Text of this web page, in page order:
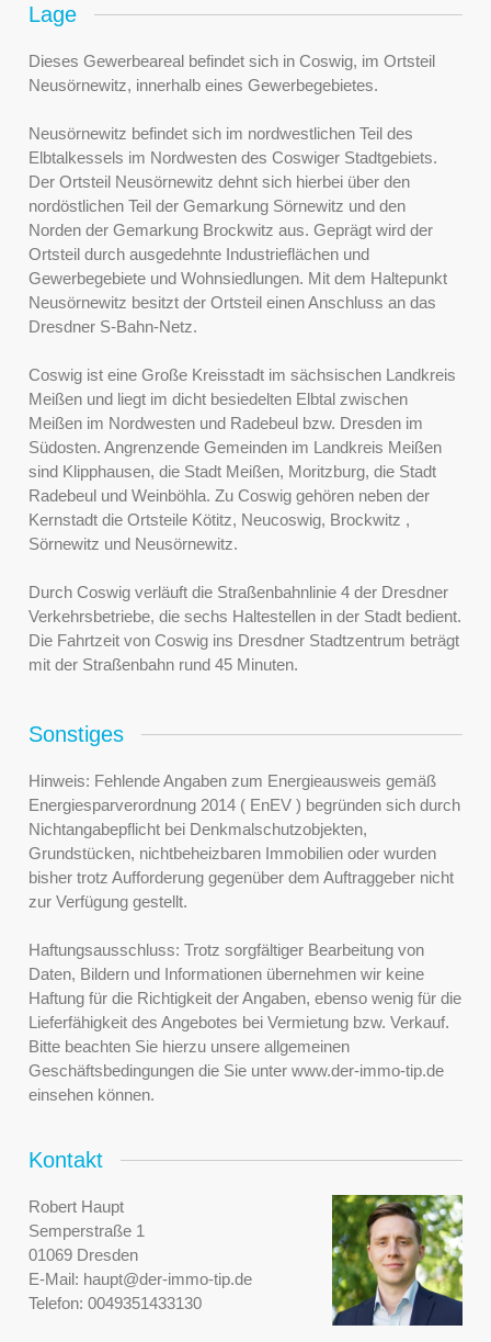
Lage
Dieses Gewerbeareal befindet sich in Coswig, im Ortsteil
Neusörnewitz, innerhalb eines Gewerbegebietes.
Neusörnewitz befindet sich im nordwestlichen Teil des
Elbtalkessels im Nordwesten des Coswiger Stadtgebiets.
Der Ortsteil Neusörnewitz dehnt sich hierbei über den
nordöstlichen Teil der Gemarkung Sörnewitz und den
Norden der Gemarkung Brockwitz aus. Geprägt wird der
Ortsteil durch ausgedehnte Industrieflächen und
Gewerbegebiete und Wohnsiedlungen. Mit dem Haltepunkt
Neusörnewitz besitzt der Ortsteil einen Anschluss an das
Dresdner S-Bahn-Netz.
Coswig ist eine Große Kreisstadt im sächsischen Landkreis
Meißen und liegt im dicht besiedelten Elbtal zwischen
Meißen im Nordwesten und Radebeul bzw. Dresden im
Südosten. Angrenzende Gemeinden im Landkreis Meißen
sind Klipphausen, die Stadt Meißen, Moritzburg, die Stadt
Radebeul und Weinböhla. Zu Coswig gehören neben der
Kernstadt die Ortsteile Kötitz, Neucoswig, Brockwitz ,
Sörnewitz und Neusörnewitz.
Durch Coswig verläuft die Straßenbahnlinie 4 der Dresdner
Verkehrsbetriebe, die sechs Haltestellen in der Stadt bedient.
Die Fahrtzeit von Coswig ins Dresdner Stadtzentrum beträgt
mit der Straßenbahn rund 45 Minuten.
Sonstiges
Hinweis: Fehlende Angaben zum Energieausweis gemäß
Energiesparverordnung 2014 ( EnEV ) begründen sich durch
Nichtangabepflicht bei Denkmalschutzobjekten,
Grundstücken, nichtbeheizbaren Immobilien oder wurden
bisher trotz Aufforderung gegenüber dem Auftraggeber nicht
zur Verfügung gestellt.
Haftungsausschluss: Trotz sorgfältiger Bearbeitung von
Daten, Bildern und Informationen übernehmen wir keine
Haftung für die Richtigkeit der Angaben, ebenso wenig für die
Lieferfähigkeit des Angebotes bei Vermietung bzw. Verkauf.
Bitte beachten Sie hierzu unsere allgemeinen
Geschäftsbedingungen die Sie unter www.der-immo-tip.de
einsehen können.
Kontakt
Robert Haupt
Semperstraße 1
01069 Dresden
E-Mail: haupt@der-immo-tip.de
Telefon: 0049351433130